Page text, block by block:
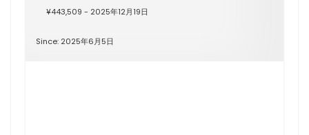
¥443,509 - 2025年12月19日
Since: 2025年6月5日